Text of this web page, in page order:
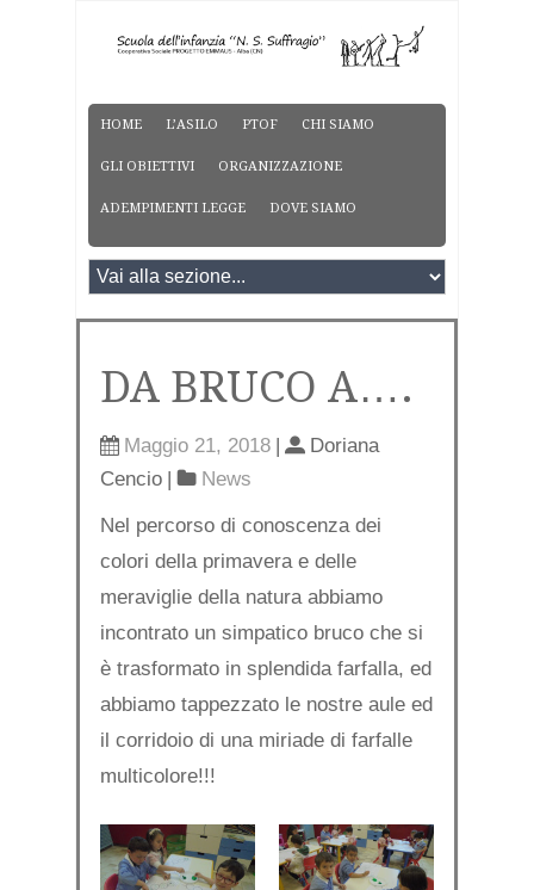
HOME L’ASILO PTOF CHI SIAMO
GLI OBIETTIVI ORGANIZZAZIONE
ADEMPIMENTI LEGGE DOVE SIAMO
DA BRUCO A….
Maggio 21, 2018 |
Doriana
Cencio | News
Nel percorso di conoscenza dei
colori della primavera e delle
meraviglie della natura abbiamo
incontrato un simpatico bruco che si
è trasformato in splendida farfalla, ed
abbiamo tappezzato le nostre aule ed
il corridoio di una miriade di farfalle
multicolore!!!